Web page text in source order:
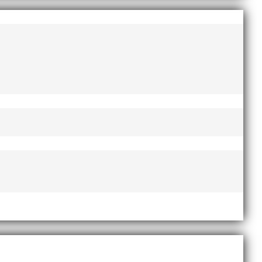
fick ta emot priset ”Årets pulshöjare”,
nyårsafton. Formen är enkel, ett eller två varv